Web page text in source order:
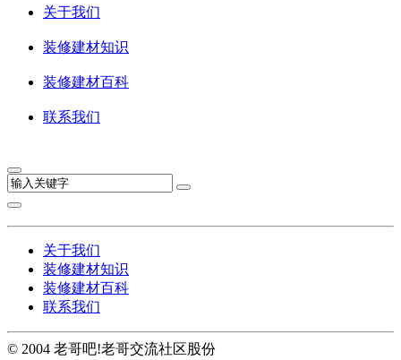
关于我们
装修建材知识
装修建材百科
联系我们
关于我们
装修建材知识
装修建材百科
联系我们
© 2004 老哥吧!老哥交流社区股份